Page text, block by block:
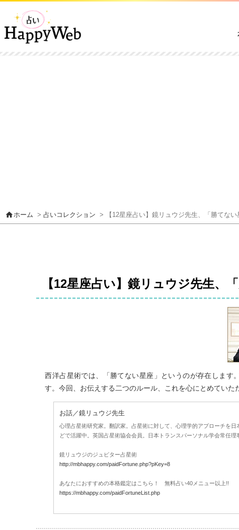
homeホーム > 占いコレクション > 【12星座占い】鏡リュウジ先生、「勝てない
【12星座占い】鏡リュウジ先生、
西洋占星術では、「勝てない星座」というのが存在しま
す。今回、お伝えする二つのルール、これを心にとめていた
お話／鏡リュウジ先生
心理占星術研究家。翻訳家。占星術に対して、心理学的アプローチを
どで活躍中。英国占星術協会会員。日本トランスパーソナル学会常任理
鏡リュウジのジュピター占星術
http://mbhappy.com/paidFortune.php?pKey=8
あなたにおすすめの本格鑑定はこちら！ 無料占い40メニュー以上!!
https://mbhappy.com/paidFortuneList.php